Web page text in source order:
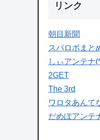
リンク
朝目新聞
スパロボまと
しぃアンテナ
2GET
The 3rd
ワロタあんて
だめぽアンテ